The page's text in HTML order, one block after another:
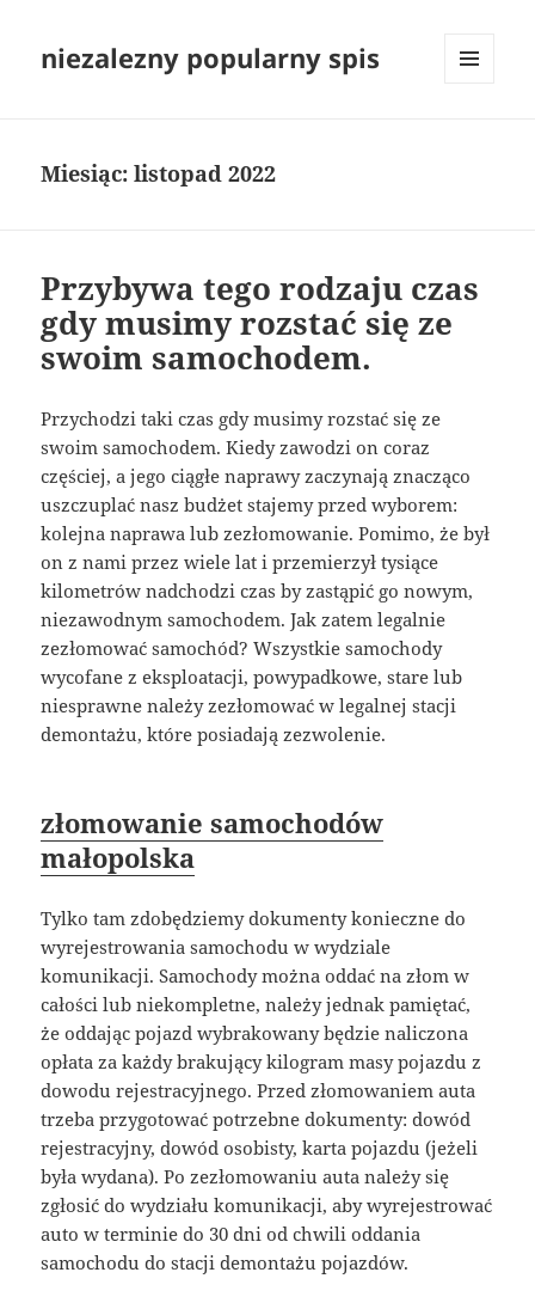
niezalezny popularny spis
Miesiąc:listopad 2022
Przybywa tego rodzaju czas
gdy musimy rozstać się ze
swoim samochodem.
Przychodzi taki czas gdy musimy rozstać się ze
swoim samochodem. Kiedy zawodzi on coraz
częściej, a jego ciągłe naprawy zaczynają znacząco
uszczuplać nasz budżet stajemy przed wyborem:
kolejna naprawa lub zezłomowanie. Pomimo, że był
on z nami przez wiele lat i przemierzył tysiące
kilometrów nadchodzi czas by zastąpić go nowym,
niezawodnym samochodem. Jak zatem legalnie
zezłomować samochód? Wszystkie samochody
wycofane z eksploatacji, powypadkowe, stare lub
niesprawne należy zezłomować w legalnej stacji
demontażu, które posiadają zezwolenie.
złomowanie samochodów
małopolska
Tylko tam zdobędziemy dokumenty konieczne do
wyrejestrowania samochodu w wydziale
komunikacji. Samochody można oddać na złom w
całości lub niekompletne, należy jednak pamiętać,
że oddając pojazd wybrakowany będzie naliczona
opłata za każdy brakujący kilogram masy pojazdu z
dowodu rejestracyjnego. Przed złomowaniem auta
trzeba przygotować potrzebne dokumenty: dowód
rejestracyjny, dowód osobisty, karta pojazdu (jeżeli
była wydana). Po zezłomowaniu auta należy się
zgłosić do wydziału komunikacji, aby wyrejestrować
auto w terminie do 30 dni od chwili oddania
samochodu do stacji demontażu pojazdów.